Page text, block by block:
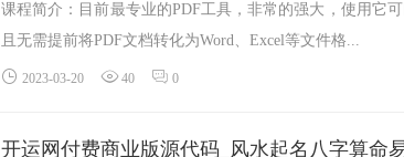
课程简介：目前最专业的PDF工具，非常的强大，使用它
且无需提前将PDF文档转化为Word、Excel等文件格...
2023-03-20 40 0